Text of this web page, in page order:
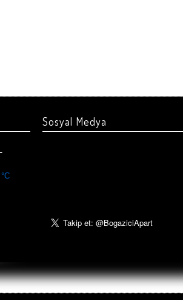
Sosyal Medya